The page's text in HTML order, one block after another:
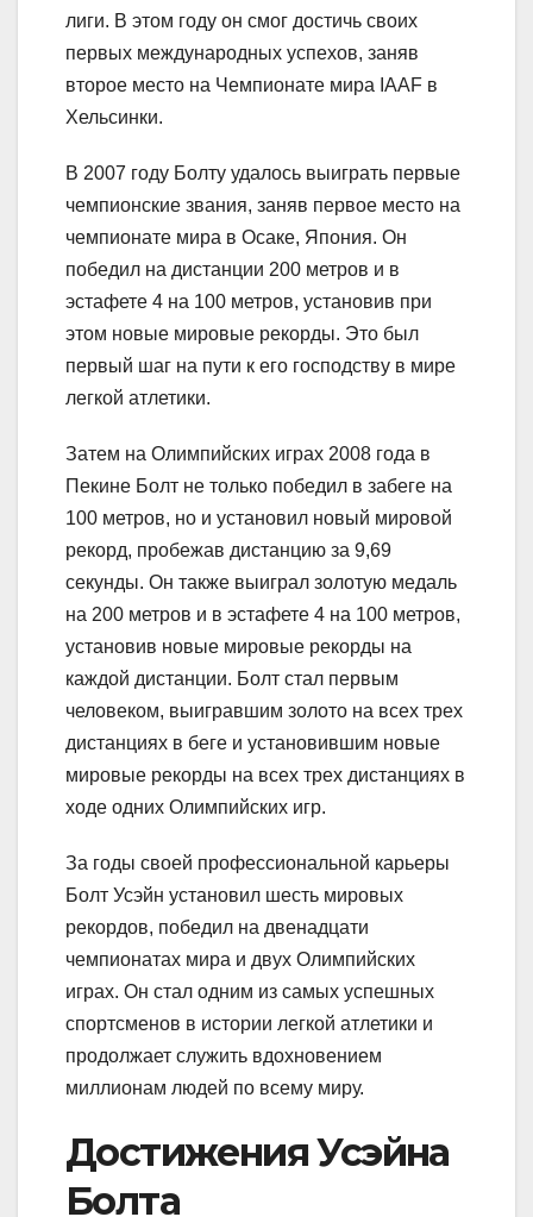
лиги. В этом году он смог достичь своих
первых международных успехов, заняв
второе место на Чемпионате мира IAAF в
Хельсинки.
В 2007 году Болту удалось выиграть первые
чемпионские звания, заняв первое место на
чемпионате мира в Осаке, Япония. Он
победил на дистанции 200 метров и в
эстафете 4 на 100 метров, установив при
этом новые мировые рекорды. Это был
первый шаг на пути к его господству в мире
легкой атлетики.
Затем на Олимпийских играх 2008 года в
Пекине Болт не только победил в забеге на
100 метров, но и установил новый мировой
рекорд, пробежав дистанцию за 9,69
секунды. Он также выиграл золотую медаль
на 200 метров и в эстафете 4 на 100 метров,
установив новые мировые рекорды на
каждой дистанции. Болт стал первым
человеком, выигравшим золото на всех трех
дистанциях в беге и установившим новые
мировые рекорды на всех трех дистанциях в
ходе одних Олимпийских игр.
За годы своей профессиональной карьеры
Болт Усэйн установил шесть мировых
рекордов, победил на двенадцати
чемпионатах мира и двух Олимпийских
играх. Он стал одним из самых успешных
спортсменов в истории легкой атлетики и
продолжает служить вдохновением
миллионам людей по всему миру.
Достижения Усэйна
Болта